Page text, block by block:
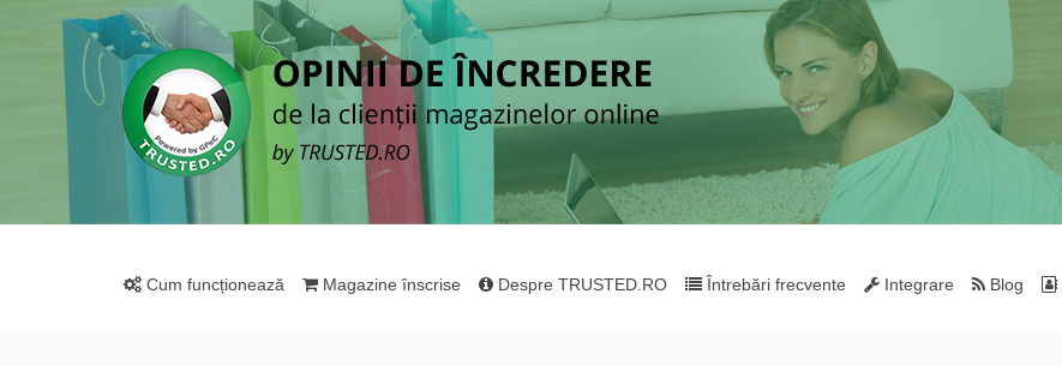
Cum funcționează Magazine înscrise Despre TRUSTED.RO Întrebări frecvente Integrare Blog